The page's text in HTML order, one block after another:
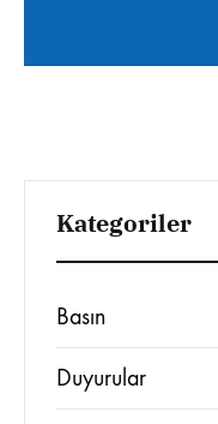
Kategoriler
Basın
Duyurular